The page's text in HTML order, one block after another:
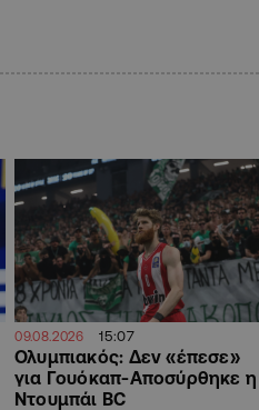
09.08.2026 15:07
Ολυμπιακός: Δεν «έπεσε»
για Γουόκαπ-Αποσύρθηκε η
Ντουμπάι BC